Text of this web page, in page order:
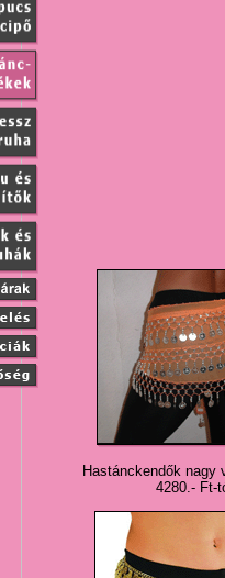
Hastánckendők nagy
4280.- Ft-